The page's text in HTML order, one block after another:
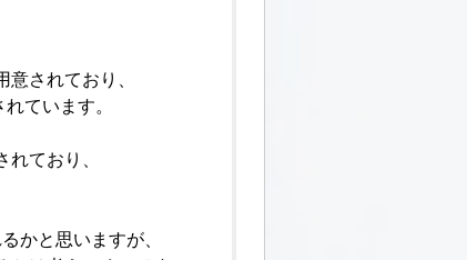
されており、
ています。
ており、
かと思いますが、